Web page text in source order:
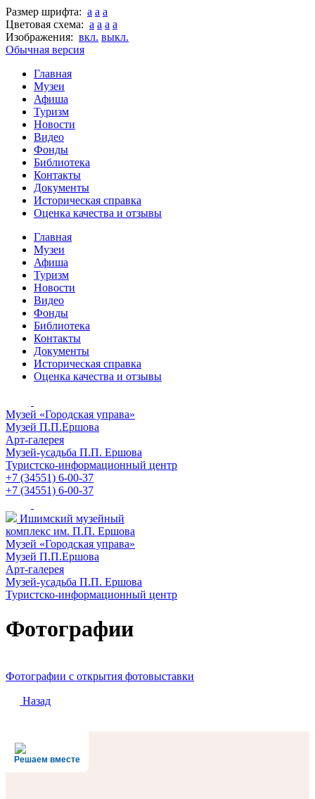
Размер шрифта: a a a
Цветовая схема: a a a a
Изображения: вкл. выкл.
Обычная версия
Главная
Музеи
Афиша
Туризм
Новости
Видео
Фонды
Библиотека
Контакты
Документы
Историческая справка
Оценка качества и отзывы
Главная
Музеи
Афиша
Туризм
Новости
Видео
Фонды
Библиотека
Контакты
Документы
Историческая справка
Оценка качества и отзывы
Музей «Городская управа»
Музей П.П.Ершова
Арт-галерея
Музей-усадьба П.П. Ершова
Туристско-информационный центр
+7 (34551) 6-00-37
+7 (34551) 6-00-37
Ишимский музейный
комплекс им. П.П. Ершова
Музей «Городская управа»
Музей П.П.Ершова
Арт-галерея
Музей-усадьба П.П. Ершова
Туристско-информационный центр
Фотографии
Фотографии с открытия фотовыставки
Назад
Решаем вместе